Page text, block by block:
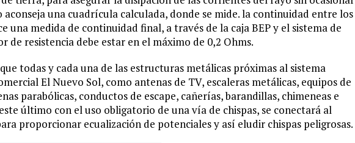
aconseja una cuadrícula calculada, donde se mide. la continuidad entre los
una medida de continuidad final, a través de la caja BEP y el sistema de
de resistencia debe estar en el máximo de 0,2 Ohms.
todas y cada una de las estructuras metálicas próximas al sistema
El Nuevo Sol, como antenas de TV, escaleras metálicas, equipos de
parabólicas, conductos de escape, cañerías, barandillas, chimeneas e
último con el uso obligatorio de una vía de chispas, se conectará al
proporcionar ecualización de potenciales y así eludir chispas peligrosas.